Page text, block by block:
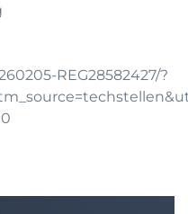
REG28582427/?